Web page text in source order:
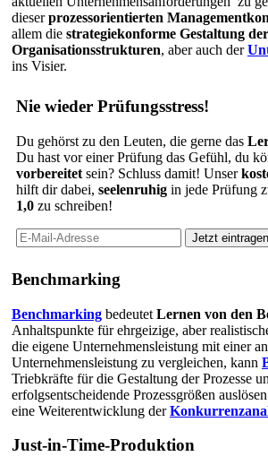
dieserprozessorientierten
allem die strategiekonforme Gestaltung der
Organisationsstrukturen, aber auch der
ins Visier.
Nie wieder Prüfungsstress!
Du gehörst zu den Leuten, die gerne das
Du hast vor einer Prüfung das Gefühl, du
vorbereitet sein? Schluss damit! Unser
hilft dir dabei, seelenruhig in jede Prüfung
1,0 zu schreiben!
Benchmarking
Benchmarking bedeutet Lernen von den
Anhaltspunkte für ehrgeizige, aber
die eigene Unternehmensleistung mit einer
Unternehmensleistung zu vergleichen, kann
Triebkräfte für die Gestaltung der Prozesse
erfolgsentscheidende Prozessgrößen
eine Weiterentwicklung der
Just-in-Time-Produktion